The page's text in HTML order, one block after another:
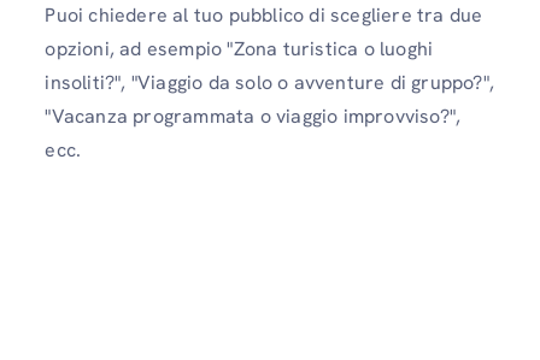
Puoi chiedere al tuo pubblico di scegliere tra due
opzioni, ad esempio "Zona turistica o luoghi
insoliti?", "Viaggio da solo o avventure di gruppo?",
"Vacanza programmata o viaggio improvviso?",
ecc.